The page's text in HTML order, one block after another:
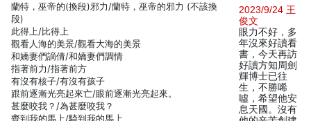
蘭特，巫帝的(換段)邪力/蘭特，巫帝的邪力 (不該換
段)
此得上/比得上
觀看人海的美景/觀看大海的美景
和嬌妻們謫倩/和嬌妻們調情
指著前力/指著前方
有沒有核子/有沒有孩子
跟前逐漸光亮起來亡/眼前逐漸光亮起來。
甚麼咬我？/為甚麼咬我？
齊到我的馬上/騎到我的馬上
2023/9/24 王
俊文
眼力不好，多
年沒來好讀看
書，今天再訪
好讀方知周劍
輝博士已往
生，不勝唏
噓，希望他安
息天國。沒有